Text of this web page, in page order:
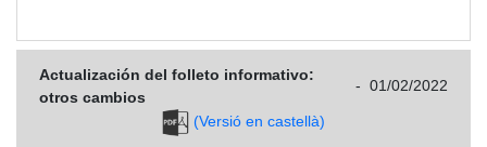
Actualización del folleto informativo:
otros cambios
- 01/02/2022
(Versió en castellà)